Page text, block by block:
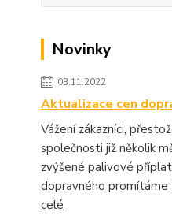
Novinky
03.11.2022
Aktualizace cen
Vážení zákazníci,
společnosti již několik
zvýšené palivové
dopravného promítáme
celé